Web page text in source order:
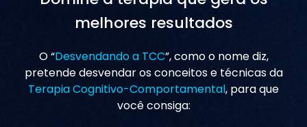
melhores resultados
O “Desvendando a TCC”, como o nome diz,
pretende desvendar os conceitos e técnicas da
Terapia Cognitivo-Comportamental, para que
você consiga: